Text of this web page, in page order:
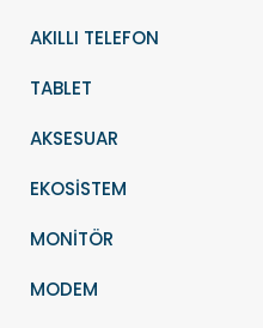
AKILLI TELEFON
TABLET
AKSESUAR
EKOSİSTEM
MONİTÖR
MODEM